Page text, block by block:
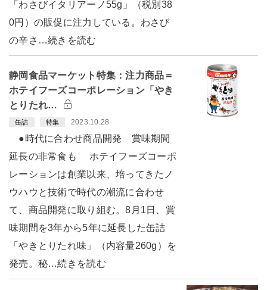
「わさびイタリアーノ55g」（税別38
0円）の販促に注力している。わさび
の辛さ…続きを読む
静岡食品マーケット特集：注力商品＝
ホテイフーズコーポレーション「やき
とりたれ…
缶詰 特集 2023.10.28
●時代に合わせ商品開発 賞味期間
延長の非常食も ホテイフーズコーポ
レーションは創業以来、培ってきたノ
ウハウと技術で時代の潮流に合わせ
て、商品開発に取り組む。8月1日、賞
味期間を3年から5年に延長した缶詰
「やきとりたれ味」（内容量260g）を
発売。秘…続きを読む